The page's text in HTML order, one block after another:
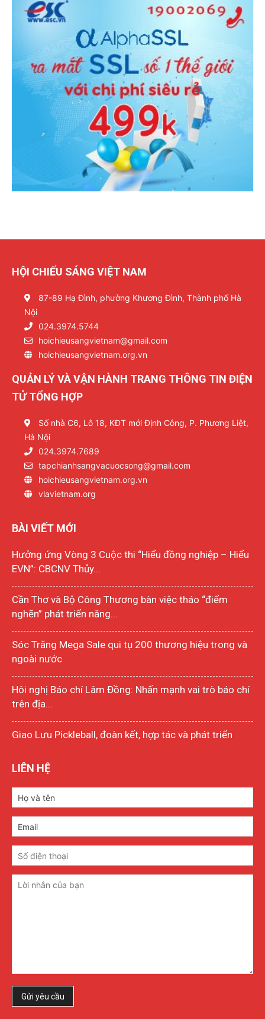
HỘI CHIẾU SÁNG VIỆT NAM
87-89 Hạ Đình, phường Khương Đình, Thành phố Hà
Nội
024.3974.5744
hoichieusangvietnam@gmail.com
hoichieusangvietnam.org.vn
QUẢN LÝ VÀ VẬN HÀNH TRANG THÔNG TIN ĐIỆN
TỬ TỔNG HỢP
Số nhà C6, Lô 18, KĐT mới Định Công, P. Phương Liệt,
Hà Nội
024.3974.7689
tapchianhsangvacuocsong@gmail.com
hoichieusangvietnam.org.vn
vlavietnam.org
BÀI VIẾT MỚI
Hưởng ứng Vòng 3 Cuộc thi “Hiểu đồng nghiệp – Hiểu
EVN”: CBCNV Thủy...
Cần Thơ và Bộ Công Thương bàn việc tháo “điểm
nghẽn” phát triển năng...
Sóc Trăng Mega Sale qui tụ 200 thương hiệu trong và
ngoài nước
Hôi nghị Báo chí Lâm Đồng: Nhấn mạnh vai trò báo chí
trên địa...
Giao Lưu Pickleball, đoàn kết, hợp tác và phát triển
LIÊN HỆ